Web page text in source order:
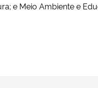
e Meio Ambiente e